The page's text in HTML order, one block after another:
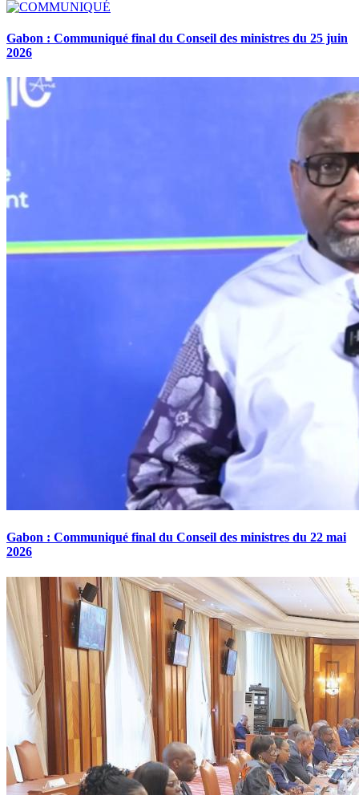
Gabon : Communiqué final du Conseil des ministres du 25 juin
2026
Gabon : Communiqué final du Conseil des ministres du 22 mai
2026